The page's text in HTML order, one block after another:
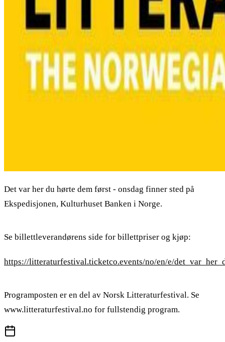
Det var her du hørte dem først - onsdag finner sted på
Ekspedisjonen, Kulturhuset Banken i Norge.
Se billettleverandørens side for billettpriser og kjøp:
https://litteraturfestival.ticketco.events/no/en/e/
Programposten er en del av Norsk Litteraturfestival. Se
www.litteraturfestival.no for fullstendig program.